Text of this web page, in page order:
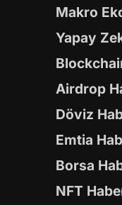
Makro
Yapay
Airdrop
Döviz
Emtia
Borsa
NFT